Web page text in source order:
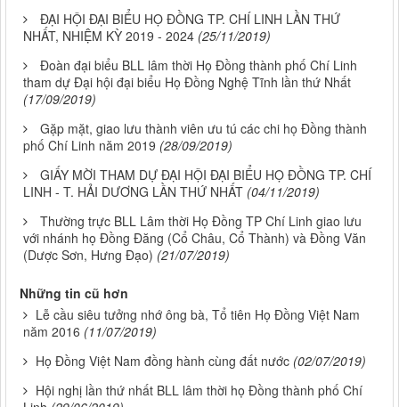
ĐẠI HỘI ĐẠI BIỂU HỌ ĐỒNG TP. CHÍ LINH LẦN THỨ
NHẤT, NHIỆM KỲ 2019 - 2024 (25/11/2019)
Đoàn đại biểu BLL lâm thời Họ Đồng thành phố Chí Linh
tham dự Đại hội đại biểu Họ Đồng Nghệ Tĩnh lần thứ Nhất
(17/09/2019)
Gặp mặt, giao lưu thành viên ưu tú các chi họ Đồng thành
phố Chí Linh năm 2019 (28/09/2019)
GIẤY MỜI THAM DỰ ĐẠI HỘI ĐẠI BIỂU HỌ ĐỒNG TP. CHÍ
LINH - T. HẢI DƯƠNG LẦN THỨ NHẤT (04/11/2019)
Thường trực BLL Lâm thời Họ Đồng TP Chí Linh giao lưu
với nhánh họ Đồng Đăng (Cổ Châu, Cổ Thành) và Đồng Văn
(Dược Sơn, Hưng Đạo) (21/07/2019)
Những tin cũ hơn
Lễ cầu siêu tưởng nhớ ông bà, Tổ tiên Họ Đồng Việt Nam
năm 2016 (11/07/2019)
Họ Đồng Việt Nam đồng hành cùng đất nước (02/07/2019)
Hội nghị lần thứ nhất BLL lâm thời họ Đồng thành phố Chí